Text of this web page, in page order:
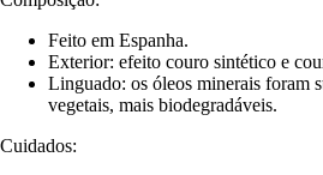
Feito em Espanha.
Exterior: efeito couro sintético e
Linguado: os óleos minerais foram
vegetais, mais biodegradáveis.
Cuidados: